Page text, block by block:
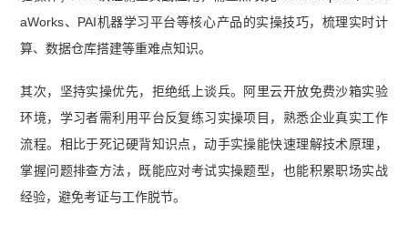
aWorks、PAI机器学习平台等核心产品的实操技巧，梳理实时计
算、数据仓库搭建等重难点知识。
其次，坚持实操优先，拒绝纸上谈兵。阿里云开放免费沙箱实验
环境，学习者需利用平台反复练习实操项目，熟悉企业真实工作
流程。相比于死记硬背知识点，动手实操能快速理解技术原理，
掌握问题排查方法，既能应对考试实操题型，也能积累职场实战
经验，避免考证与工作脱节。